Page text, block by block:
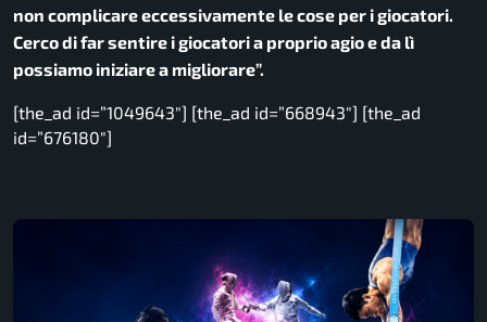
non complicare eccessivamente le cose per i giocatori.
Cerco di far sentire i giocatori a proprio agio e da lì
possiamo iniziare a migliorare”.
[the_ad id=”1049643″] [the_ad id=”668943″] [the_ad
id=”676180″]